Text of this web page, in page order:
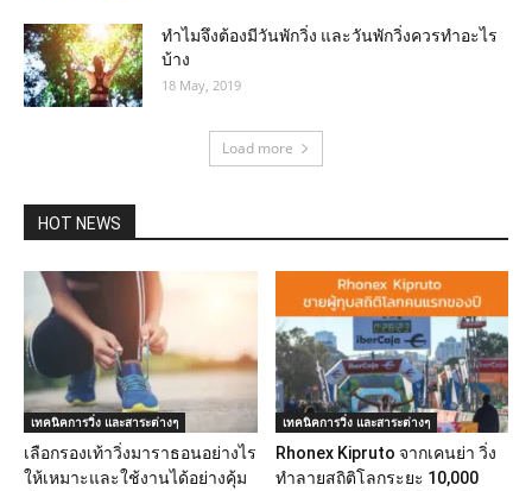
ทำไมจึงต้องมีวันพักวิ่ง และวันพักวิ่งควรทำอะไร
บ้าง
18 May, 2019
Load more
HOT NEWS
เทคนิคการวิ่ง และสาระต่างๆ
เลือกรองเท้าวิ่งมาราธอนอย่างไร
ให้เหมาะและใช้งานได้อย่างคุ้ม
เทคนิคการวิ่ง และสาระต่างๆ
Rhonex Kipruto จากเคนย่า วิ่ง
ทำลายสถิติโลกระยะ 10,000